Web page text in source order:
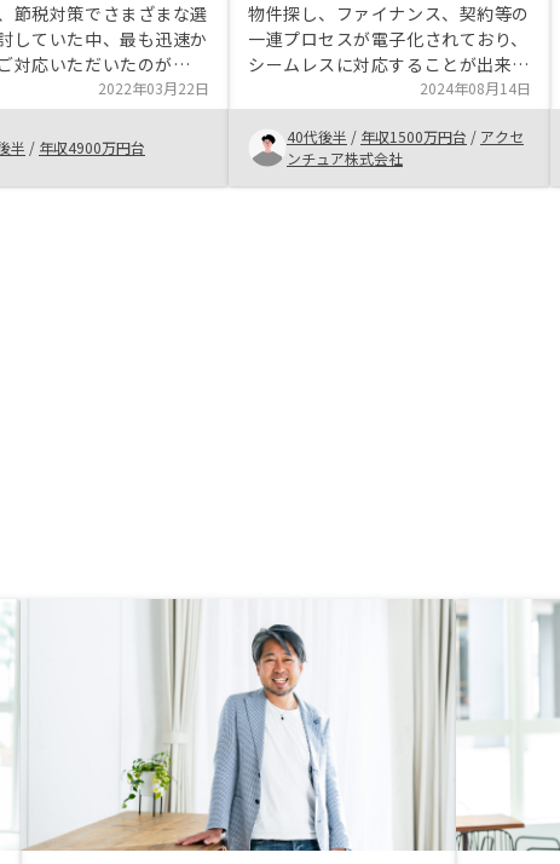
節税対策でさまざまな選
していた中、最も迅速か
対応いただいたのが
んでした。手続きも簡便
で抱いていた不動産投資
を良い意味で覆してくれ
当にありがたいですし、
実感していただきたいで
2022年03月22日
半 / 年収4900万円台
物件探し、ファイナンス、契約等の
一連プロセスが電子化されており、
シームレスに対応することが出来る
ため、忙しい私にもストレスを感じ
ることなく手続きを行うことができ
ました。 メリット、デメリットの
説明もわかりやすかったです。手数
料等を含むどんなキャッシュアウト
2024年08月14日
40代後半 / 年収1500万円台 / アクセ
ンチュア株式会社